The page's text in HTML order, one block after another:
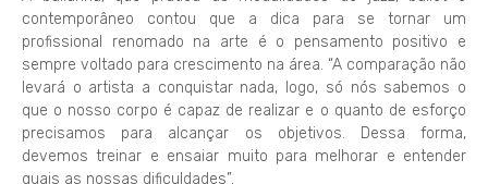
contemporâneo contou que a dica para se tornar um
profissional renomado na arte é o pensamento positivo e
sempre voltado para crescimento na área. “A comparação não
levará o artista a conquistar nada, logo, só nós sabemos o
que o nosso corpo é capaz de realizar e o quanto de esforço
precisamos para alcançar os objetivos. Dessa forma,
devemos treinar e ensaiar muito para melhorar e entender
quais as nossas dificuldades”.